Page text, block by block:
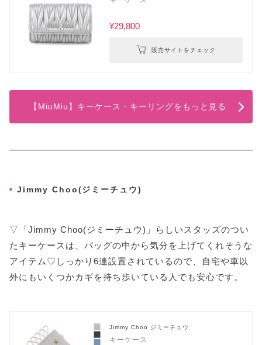
¥29,800
販売サイトをチェック
【MiuMiu】キーケース・キーリングをもっと見る
Jimmy Choo(ジミーチュウ)
▽「Jimmy Choo(ジミーチュウ)」らしいスタッズのつい
たキーケースは、バッグの中から気分を上げてくれそうな
アイテム♡しっかり6連設置されているので、自宅や車以
外にもいくつかカギを持ち歩いている人でも安心です。
Jimmy Choo ジミーチュウ
キーケース